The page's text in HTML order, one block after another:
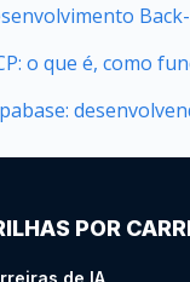
o que é, como
POR
de IA